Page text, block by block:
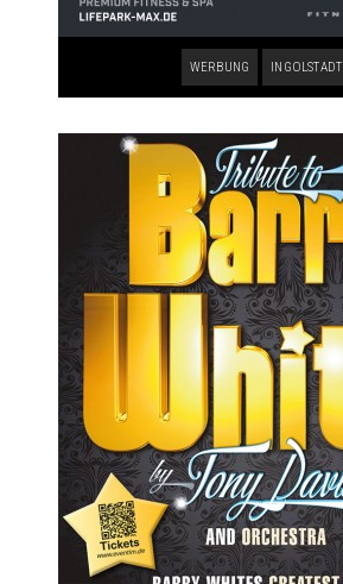
WERBUNG INGOLSTADT